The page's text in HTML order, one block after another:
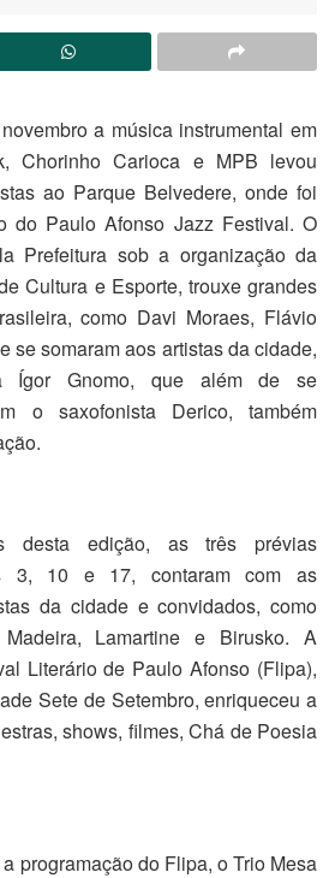
a música instrumental em
Chorinho Carioca e MPB levou
ao Parque Belvedere, onde foi
do Paulo Afonso Jazz Festival. O
Prefeitura sob a organização da
Cultura e Esporte, trouxe grandes
como Davi Moraes, Flávio
se somaram aos artistas da cidade,
Ígor Gnomo, que além de se
o saxofonista Derico, também
desta edição, as três prévias
3, 10 e 17, contaram com as
da cidade e convidados, como
Lamartine e Birusko. A
Literário de Paulo Afonso (Flipa),
Sete de Setembro, enriqueceu a
shows, filmes, Chá de Poesia
programação do Flipa, o Trio Mesa